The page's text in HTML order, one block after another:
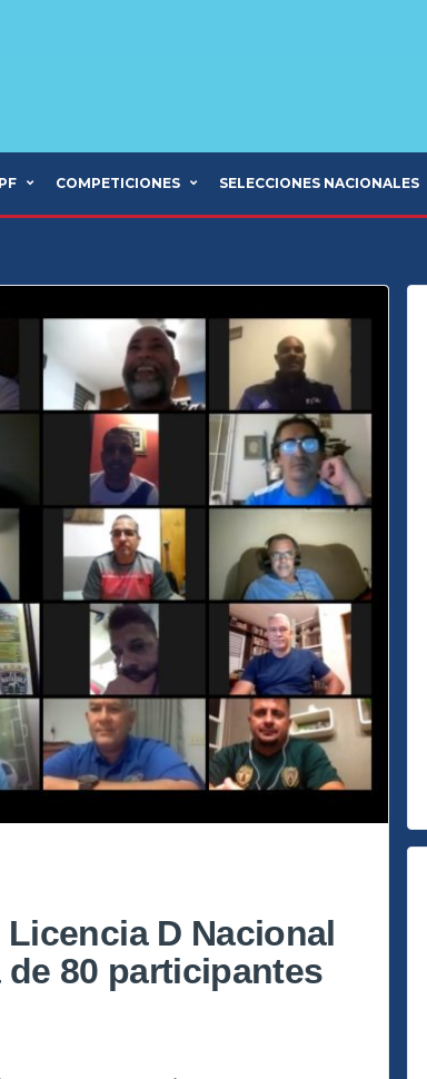
COMPETICIONES SELECCIONES NACIONALES
D Nacional
80 participantes